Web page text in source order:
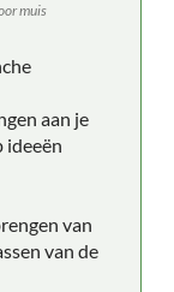
muis
aan je
ideeën
van
van de